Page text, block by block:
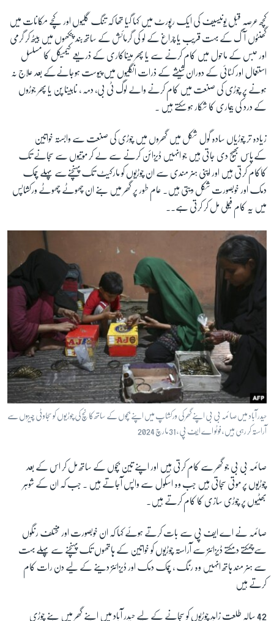
کچھ عرصہ قبل یونیسیف کی ایک رپورٹ میں کہا گیا تھا کہ تنگ گلیوں اور کچے مکانات میں
گھنٹوں آگ کے بہت قریب یا چراغ کے لو کی گرمائش کے ساتھ بند پنکھوں میں بیٹھ کر گرمی
اور حبس کے ماحول میں کام کرنے سے یا پھر میناکاری کے ذریعے کیمیکل کا مسلسل
استعمال اور کٹائی کے دوران شیشے کے ذرات انگلیوں میں پیوست ہوجانےکے بعد علاج نہ
ہونے پر چوڑی کی صنعت میں کام کرنے والے لوگ ٹی بی، دمہ ، نابینا پن یا پھر جوڑوں
کے درد کی بیماری کا شکار ہو سکتے ہیں ۔
زیادہ تر چوڑیاں سادہ گول شکل میں گھروں میں چوڑی کی صنعت سے وابستہ خواتین
کےپاس بھیج دی جاتی ہیں جو انہیں ڈیزائن کرنے سے لے کر موتیوں سے سجانے تک
کاکام کرتی ہیں اور اپنی ہنر مندی سے ان چوڑیوں کو مارکیٹ تک پہنچنےسے پہلے چمک
دمک اور خوبصورت شکل دیتی ہیں۔ عام طور پر گھر میں بنے ان چھوٹے چھوٹے ورکشاپس
میں یہ کام فیملی مل کر کرتی ہے۔۔
حیدر آباد میں صائمہ بی بی اپنے گھر کی ورکشاپ میں اپنے بچوں کے ساتھ کانچ کی چوڑیوں کو سجاوٹی چیزوں سے
آراستہ کر رہی ہیں ، فوٹو اے ایف پی ، 31 مارچ 2024
صائمہ بی بی جو گھر سے کام کرتی ہیں اور اپنے تین بچوں کے ساتھ مل کر اس کے بعد
چوڑیوں پر موتی سجاتی ہیں جب وہ اسکول سے واپس آجاتے ہیں ۔ جب کہ ان کے شوہر
بھٹیوں پر چوڑی سازی کا کام کرتے ہیں۔
صائمہ نے اے ایف پی سے بات کرتے ہوئے کہا کہ ان خوبصورت اور مختلف رنگوں
سےچمکتے دمکتے ڈیزائنز سے آراستہ چوڑیوں کو خواتین کے ہاتھوں تک پہنچنے سے پہلے بہت
سے ہنر مند ہاتھ انہیں وہ رنگ ، چمک دمک اور ڈیزائنز دینے کے لیے دن رات کام
کرتے ہیں
42 سالہ طلعت زاہد چوڑیوں کو سجانے کے لیے حیدر آباد میں اپنے گھر میں بنے چوڑی